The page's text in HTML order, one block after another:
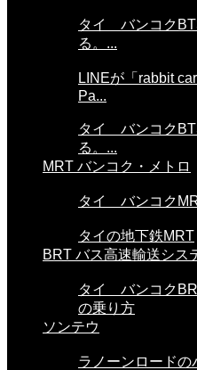
タイ バンコク
る。...
LINEが「rabbit
Pa...
タイ バンコク
る。...
MRT バンコク・メトロ
タイ バンコク
タイの地下鉄MRT
BRT バス高速輸送シス
タイ バンコク
の乗り方
ソンテウ
ラノーンロードの